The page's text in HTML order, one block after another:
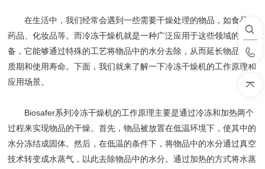
在生活中，我们经常会遇到一些需要干燥处理的物品，如食品、
药品、化妆品等。而冷冻干燥机就是一种广泛应用于这些领域的设
备，它能够通过特殊的工艺将物品中的水分去除，从而延长物品的保
质期和使用寿命。下面，我们就来了解一下冷冻干燥机的工作原理和
应用场景。
Biosafer系列冷冻干燥机的工作原理主要是通过冷冻和加热两个
过程来实现物品的干燥。首先，物品被放置在低温环境下，使其中的
水分冻结成固体。然后，在低温的条件下，将物品中的水分通过真空
技术转变成水蒸气，以此去除物品中的水分。通过加热的方式将水蒸